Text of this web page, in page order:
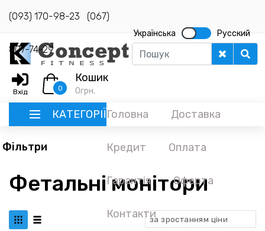
(093) 170-98-23 (067)
807-74-29
Українська Русский
Вхід 0
Кошик
0грн.
КАТЕГОРІЇГоловна Доставка
Кредит Оплата
Гарантія Оферта
Контакти
РУССКИЙ
ГОЛОВНА
ДОСТАВКА
Фільтри
Фетальні монітори
за зростанням ціни